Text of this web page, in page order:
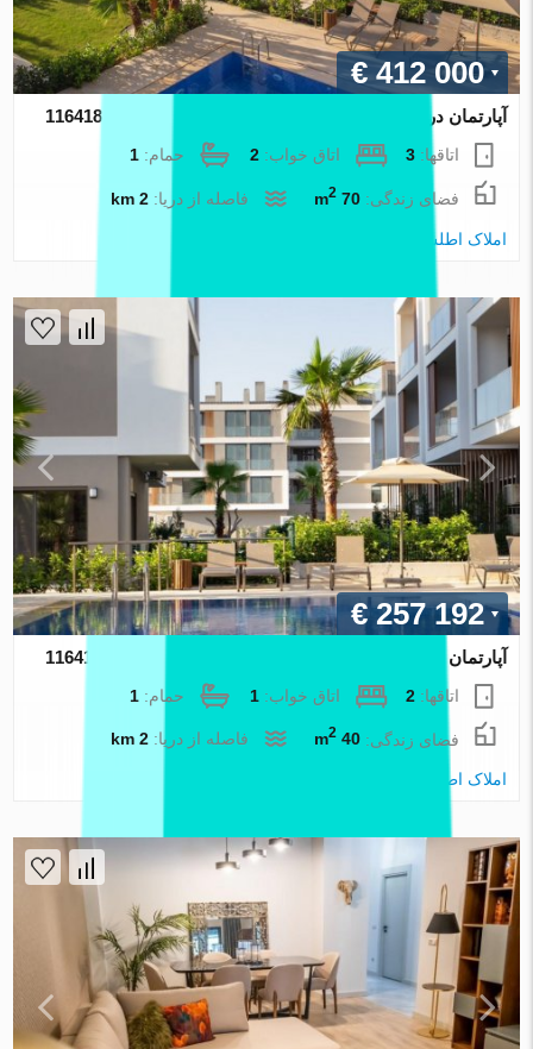
€ 412 000
آپارتمان در Izmir ، ترکیه 2 خوابه ، 70 متر مربع. شماره 116418
اتاقها:3 اتاق خواب:2 حمام:1
فضای زندگی:70 m
2 فاصله از دریا:2 km
املاک اطلس
€ 257 192
آپارتمان در Izmir ، ترکیه 1 خوابه ، 40 متر مربع. شماره 116417
اتاقها:2 اتاق خواب:1 حمام:1
فضای زندگی:40 m
2 فاصله از دریا:2 km
املاک اطلس